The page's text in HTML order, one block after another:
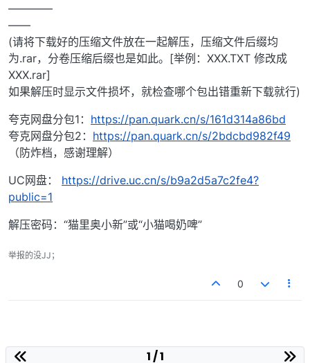
————
——
(请将下载好的压缩文件放在一起解压，压缩文件后缀均
为.rar，分卷压缩后缀也是如此。[举例：XXX.TXT 修改成
XXX.rar]
如果解压时显示文件损坏，就检查哪个包出错重新下载就行)
夸克网盘分包1： https://pan.quark.cn/s/161d314a86bd
夸克网盘分包2： https://pan.quark.cn/s/2bdcbd982f49
（防炸档，感谢理解）
UC网盘： https://drive.uc.cn/s/b9a2d5a7c2fe4?
public=1
解压密码：“猫里奥小新”或“小猫喝奶啤”
举报的没JJ；
0
1 / 1